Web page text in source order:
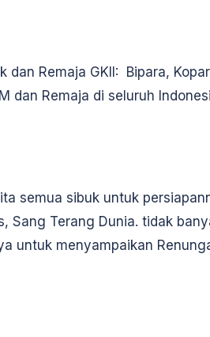
dan Remaja GKII: Bipara,
dan Remaja di seluruh
semua sibuk untuk
Sang Terang Dunia. tidak
untuk menyampaikan